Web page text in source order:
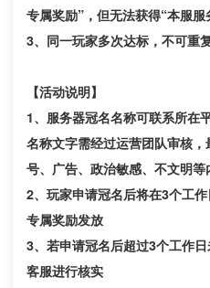
专属奖励”，但无法获得“本服服
3、同一玩家多次达标，不可重
【活动说明】
1、服务器冠名名称可联系所在
名称文字需经过运营团队审核
号、广告、政治敏感、不文明等
2、玩家申请冠名后将在3个工
专属奖励发放
3、若申请冠名后超过3个工作
客服进行核实